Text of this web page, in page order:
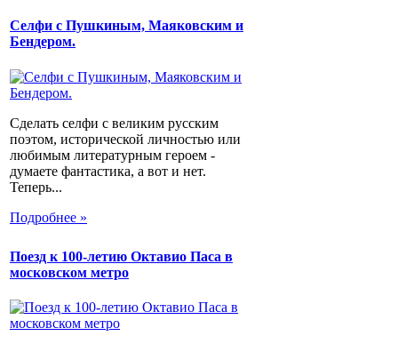
Селфи с Пушкиным, Маяковским и
Бендером.
Сделать селфи с великим русским
поэтом, исторической личностью или
любимым литературным героем -
думаете фантастика, а вот и нет.
Теперь...
Подробнее »
Поезд к 100-летию Октавио Паса в
московском метро